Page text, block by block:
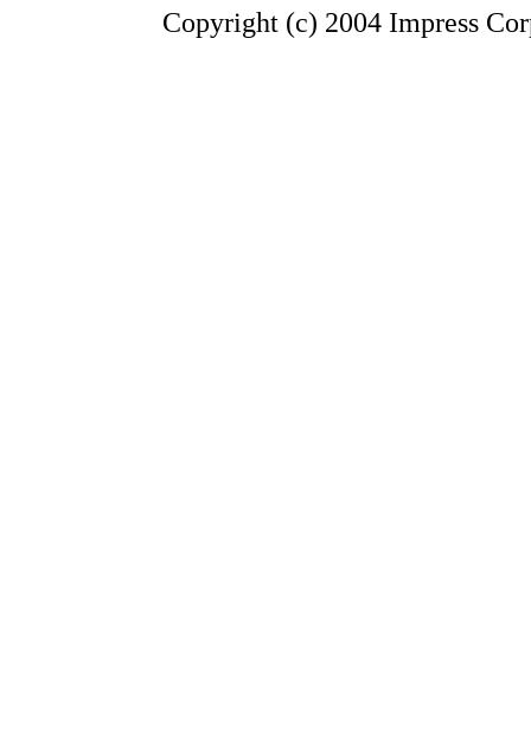
Copyright (c) 2004 Impress